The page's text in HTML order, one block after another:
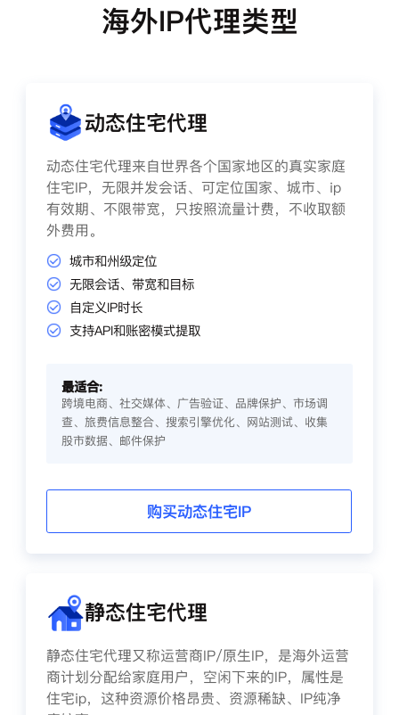
海外IP代理类型
动态住宅代理
动态住宅代理来自世界各个国家地区的真实家庭
住宅IP，无限并发会话、可定位国家、城市、ip
有效期、不限带宽，只按照流量计费，不收取额
外费用。
城市和州级定位
无限会话、带宽和目标
自定义IP时长
支持API和账密模式提取
最适合:
跨境电商、社交媒体、广告验证、品牌保护、市场调
查、旅费信息整合、搜索引擎优化、网站测试、收集
股市数据、邮件保护
购买动态住宅IP
静态住宅代理
静态住宅代理又称运营商IP/原生IP，是海外运营
商计划分配给家庭用户，空闲下来的IP，属性是
住宅ip，这种资源价格昂贵、资源稀缺、IP纯净